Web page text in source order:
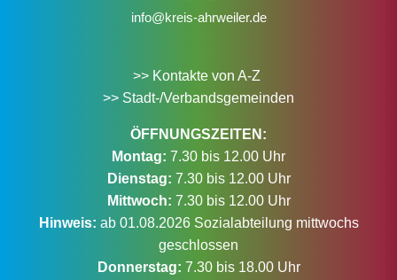
info@kreis-ahrweiler.de
>> Kontakte von A-Z
>> Stadt-/Verbandsgemeinden
ÖFFNUNGSZEITEN:
Montag: 7.30 bis 12.00 Uhr
Dienstag: 7.30 bis 12.00 Uhr
Mittwoch: 7.30 bis 12.00 Uhr
Hinweis: ab 01.08.2026 Sozialabteilung mittwochs
geschlossen
Donnerstag: 7.30 bis 18.00 Uhr